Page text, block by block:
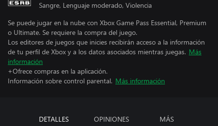
Sangre, Lenguaje moderado, Violencia
Se puede jugar en la nube con Xbox Game Pass Essential, Premium
o Ultimate. Se requiere la compra del juego.
Los editores de juegos que inicies recibirán acceso a la información
de tu perfil de Xbox y a los datos asociados mientras juegas. Más
información
+Ofrece compras en la aplicación.
Información sobre control parental. Más información
DETALLES OPINIONES MÁS